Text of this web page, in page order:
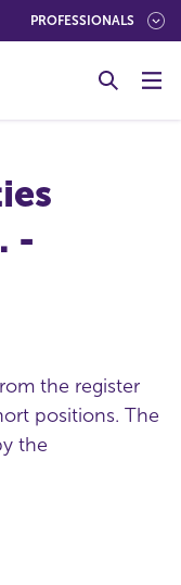
PROFESSIONALS
-
the register
positions. The
the